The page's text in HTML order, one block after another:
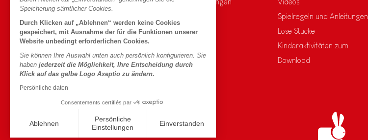
Speicherung sämtlicher Cookies.
Durch Klicken auf „Ablehnen“ werden keine Cookies
gespeichert, mit Ausnahme der für die Funktionen unserer
Website unbedingt erforderlichen Cookies.
Sie können Ihre Auswahl unten auch persönlich konfigurieren. Sie
haben jederzeit die Möglichkeit, Ihre Entscheidung durch
Klick auf das gelbe Logo Axeptio zu ändern.
Persönliche daten
Consentements certifiés par
Ablehnen
Persönliche
Einstellungen
Einverstanden
Produktrückruf
Persönliche daten
Cookies
Bedingungen für Angebote
Nutzungsbedingungen
#YesJanod
Spielregeln und Anleitungen
Lose Stücke
Kinderaktivitäten zum
Download